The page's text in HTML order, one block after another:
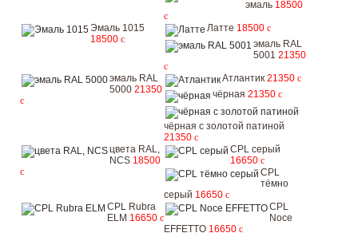
эмаль 18500
c
Эмаль 1015
18500 c
Латте 18500 c
эмаль RAL
5001 21350
c
эмаль RAL
5000 21350
c
Атлантик 21350 c
чёрная 21350 c
чёрная с золотой патиной
21350 c
цвета RAL,
NCS 18500
c
CPL серый
16650 c
CPL
тёмно
серый 16650 c
CPL Rubra
ELM 16650 c
CPL
Noce
EFFETTO 16650 c